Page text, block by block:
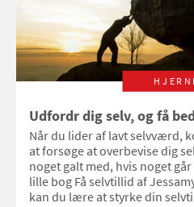
Udfordr dig selv, og få
Når du lider af lavt selvværd,
at forsøge at overbevise dig
noget galt med, hvis noget
lille bog Få selvtillid af
kan du lære at styrke din